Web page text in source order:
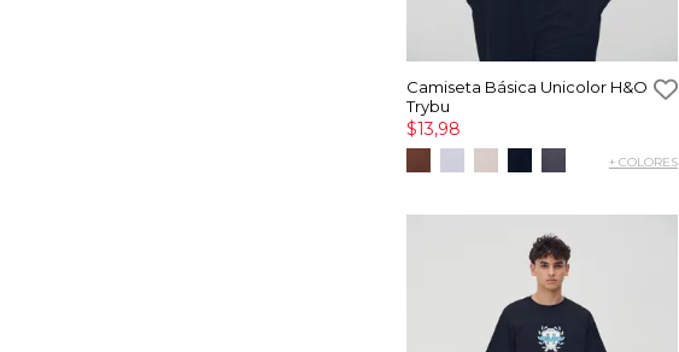
Camiseta Básica Unicolor H&O
Trybu
$13,98
+ COLORES